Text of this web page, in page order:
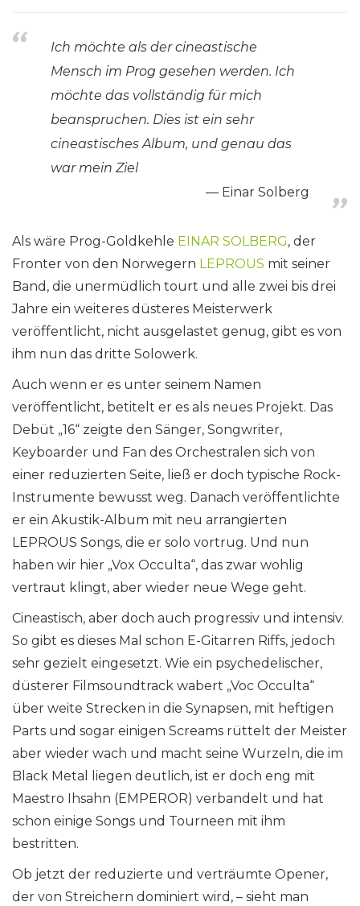
Ich möchte als der cineastische
Mensch im Prog gesehen werden. Ich
möchte das vollständig für mich
beanspruchen. Dies ist ein sehr
cineastisches Album, und genau das
war mein Ziel
Einar Solberg
Als wäre Prog-Goldkehle EINAR SOLBERG, der
Fronter von den Norwegern LEPROUS mit seiner
Band, die unermüdlich tourt und alle zwei bis drei
Jahre ein weiteres düsteres Meisterwerk
veröffentlicht, nicht ausgelastet genug, gibt es von
ihm nun das dritte Solowerk.
Auch wenn er es unter seinem Namen
veröffentlicht, betitelt er es als neues Projekt. Das
Debüt „16“ zeigte den Sänger, Songwriter,
Keyboarder und Fan des Orchestralen sich von
einer reduzierten Seite, ließ er doch typische Rock-
Instrumente bewusst weg. Danach veröffentlichte
er ein Akustik-Album mit neu arrangierten
LEPROUS Songs, die er solo vortrug. Und nun
haben wir hier „Vox Occulta“, das zwar wohlig
vertraut klingt, aber wieder neue Wege geht.
Cineastisch, aber doch auch progressiv und intensiv.
So gibt es dieses Mal schon E-Gitarren Riffs, jedoch
sehr gezielt eingesetzt. Wie ein psychedelischer,
düsterer Filmsoundtrack wabert „Voc Occulta“
über weite Strecken in die Synapsen, mit heftigen
Parts und sogar einigen Screams rüttelt der Meister
aber wieder wach und macht seine Wurzeln, die im
Black Metal liegen deutlich, ist er doch eng mit
Maestro Ihsahn (EMPEROR) verbandelt und hat
schon einige Songs und Tourneen mit ihm
bestritten.
Ob jetzt der reduzierte und verträumte Opener,
der von Streichern dominiert wird, – sieht man